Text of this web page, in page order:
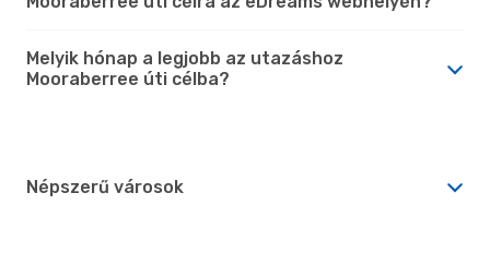
Melyik hónap a legjobb az utazáshoz
Mooraberree úti célba?
Népszerű városok